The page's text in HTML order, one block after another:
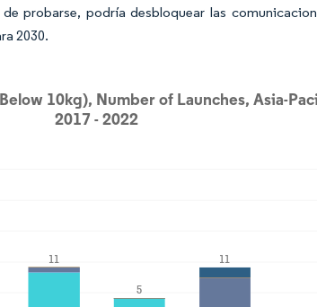
probarse, podría desbloquear las
2030.